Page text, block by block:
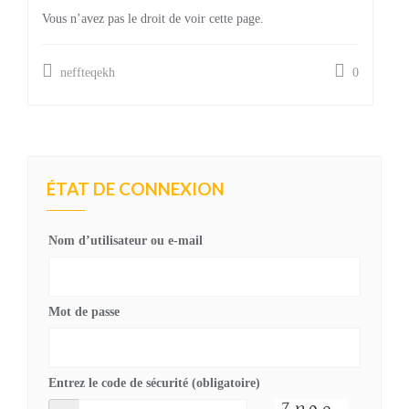
Vous n’avez pas le droit de voir cette page.
neffteqekh 0
ÉTAT DE CONNEXION
Nom d’utilisateur ou e-mail
Mot de passe
Entrez le code de sécurité (obligatoire)